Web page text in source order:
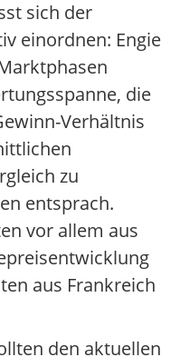
sich der
einordnen: Engie
die
Verhältnis
zu
entsprach.
vor allem aus
aus Frankreich
den aktuellen